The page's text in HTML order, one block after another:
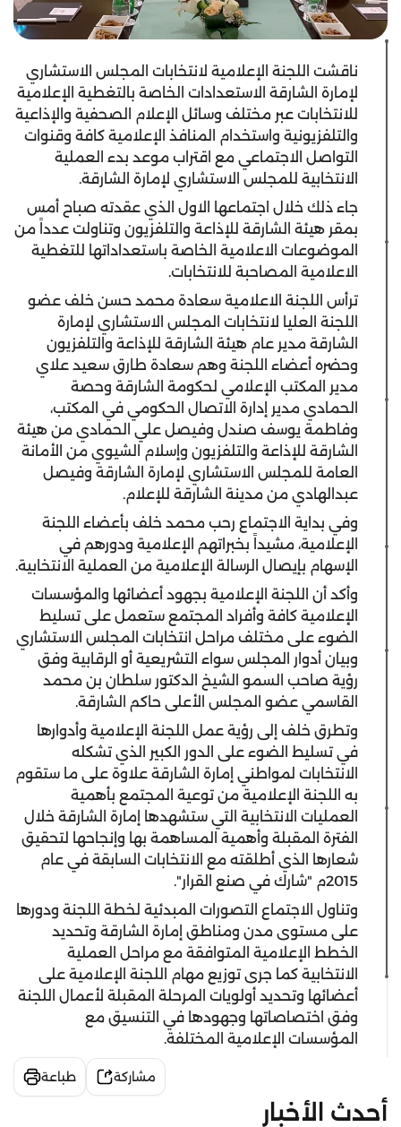
ناقشت اللجنة الإعلامية لانتخابات المجلس الاستشاري
لإمارة الشارقة الاستعدادات الخاصة بالتغطية الإعلامية
للانتخابات عبر مختلف وسائل الإعلام الصحفية والإذاعية
والتلفزيونية واستخدام المنافذ الإعلامية كافة وقنوات
التواصل الاجتماعي مع اقتراب موعد بدء العملية
الانتخابية للمجلس الاستشاري لإمارة الشارقة.
جاء ذلك خلال اجتماعها الاول الذي عقدته صباح أمس
بمقر هيئة الشارقة للإذاعة والتلفزيون وتناولت عدداً من
الموضوعات الاعلامية الخاصة باستعداداتها للتغطية
الاعلامية المصاحبة للانتخابات.
ترأس اللجنة الاعلامية سعادة محمد حسن خلف عضو
اللجنة العليا لانتخابات المجلس الاستشاري لإمارة
الشارقة مدير عام هيئة الشارقة للإذاعة والتلفزيون
وحضره أعضاء اللجنة وهم سعادة طارق سعيد علاي
مدير المكتب الإعلامي لحكومة الشارقة وحصة
الحمادي مدير إدارة الاتصال الحكومي في المكتب،
وفاطمة يوسف صندل وفيصل علي الحمادي من هيئة
الشارقة للإذاعة والتلفزيون وإسلام الشيوي من الأمانة
العامة للمجلس الاستشاري لإمارة الشارقة وفيصل
عبدالهادي من مدينة الشارقة للإعلام.
وفي بداية الاجتماع رحب محمد خلف بأعضاء اللجنة
الإعلامية، مشيداً بخبراتهم الإعلامية ودورهم في
الإسهام بإيصال الرسالة الإعلامية من العملية الانتخابية.
وأكد أن اللجنة الإعلامية بجهود أعضائها والمؤسسات
الإعلامية كافة وأفراد المجتمع ستعمل على تسليط
الضوء على مختلف مراحل انتخابات المجلس الاستشاري
وبيان أدوار المجلس سواء التشريعية أو الرقابية وفق
رؤية صاحب السمو الشيخ الدكتور سلطان بن محمد
القاسمي عضو المجلس الأعلى حاكم الشارقة.
وتطرق خلف إلى رؤية عمل اللجنة الإعلامية وأدوارها
في تسليط الضوء على الدور الكبير الذي تشكله
الانتخابات لمواطني إمارة الشارقة علاوة على ما ستقوم
به اللجنة الإعلامية من توعية المجتمع بأهمية
العمليات الانتخابية التي ستشهدها إمارة الشارقة خلال
الفترة المقبلة وأهمية المساهمة بها وإنجاحها لتحقيق
شعارها الذي أطلقته مع الانتخابات السابقة في عام
2015م "شارك في صنع القرار".
وتناول الاجتماع التصورات المبدئية لخطة اللجنة ودورها
على مستوى مدن ومناطق إمارة الشارقة وتحديد
الخطط الإعلامية المتوافقة مع مراحل العملية
الانتخابية كما جرى توزيع مهام اللجنة الإعلامية على
أعضائها وتحديد أولويات المرحلة المقبلة لأعمال اللجنة
وفق اختصاصاتها وجهودها في التنسيق مع
المؤسسات الإعلامية المختلفة.
مشاركة طباعة
أحدث الأخبار